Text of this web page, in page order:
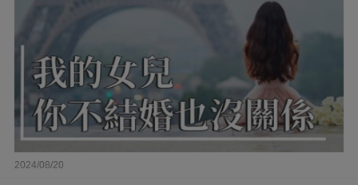
2024/08/20